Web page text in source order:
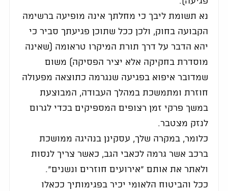
נא תשומת ליבך כי מחלתך אינה מופיעה ברשימה
הקבועה בחוק, ולכן ככל שתוכן פגיעתך סביר כי
יהא הדבר על דרך תורת המיקרו טראומה (שאינה
מוסדרת בחקיקה אלא יציר הפסיקה) משום
שמדובר איפוא בפגיעה שנגרמה כתוצאה מפעולה
חוזרת ומתמשכת במהלך העבודה, המבוצעת
במשך פרקי זמן רצופים המספיקים בכדי לגרום
לנזק מצטבר.
כלומר, במקרה שלך, עסקינן בנהיגה ממושכת
ברכב אשר גרמה לכאבי הגב, כאשר צריך לנסות
ולאתר את אותם "אירועים חוזרים ונשנים".
ככל והביטוח הלאומי יכיר בפגימותיך ככאלו